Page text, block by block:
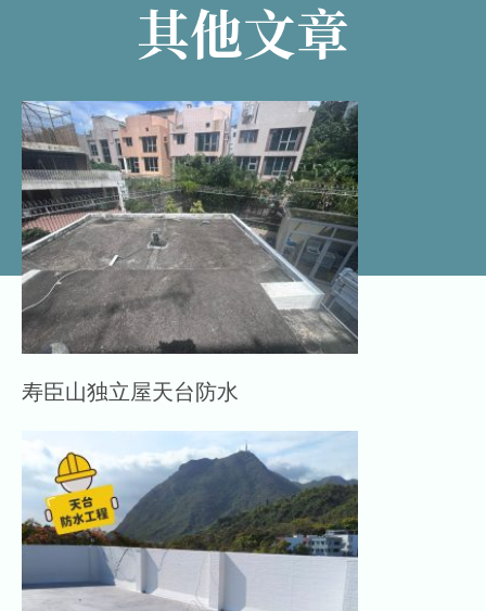
其他文章
寿臣山独立屋天台防水